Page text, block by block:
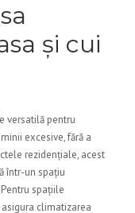
și cui
versatilă pentru
excesive, fără a
rezidențiale, acest
într-un spațiu
spațiile
climatizarea